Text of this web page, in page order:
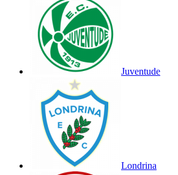
Juventude
Londrina